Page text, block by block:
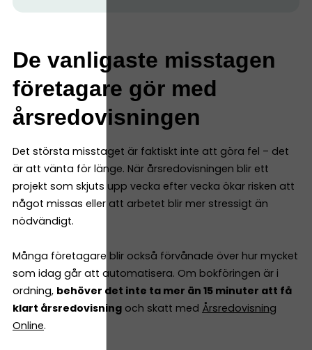
De vanligaste misstagen
företagare gör med
årsredovisningen
Det största misstaget är faktiskt inte att göra fel – det
är att vänta för länge. När årsredovisningen blir ett
projekt som skjuts upp vecka efter vecka ökar risken att
något missas eller att arbetet blir mer stressigt än
nödvändigt.
Många företagare blir också förvånade över hur mycket
som idag går att automatisera. Om bokföringen är i
ordning, behöver det inte ta mer än 15 minuter att få
klart årsredovisning och skatt med Årsredovisning
Online.